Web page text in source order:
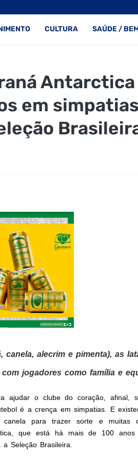
CULTURA SAÚDE /
Antarctica
em
alecrim e pimenta), as
jogadores como família e
ajudar o clube do coração, afinal,
é a crença em simpatias. E
para trazer sorte e muitas
que está há mais de 100
Seleção Brasileira.